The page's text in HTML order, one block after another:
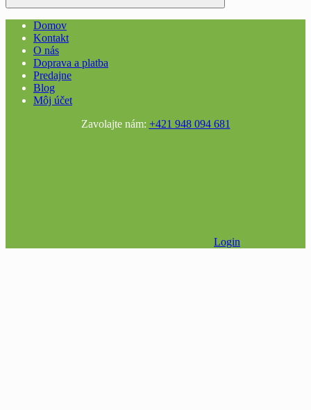
Domov
Kontakt
O nás
Doprava a platba
Predajne
Blog
Môj účet
Zavolajte nám: +421 948 094 681
Login